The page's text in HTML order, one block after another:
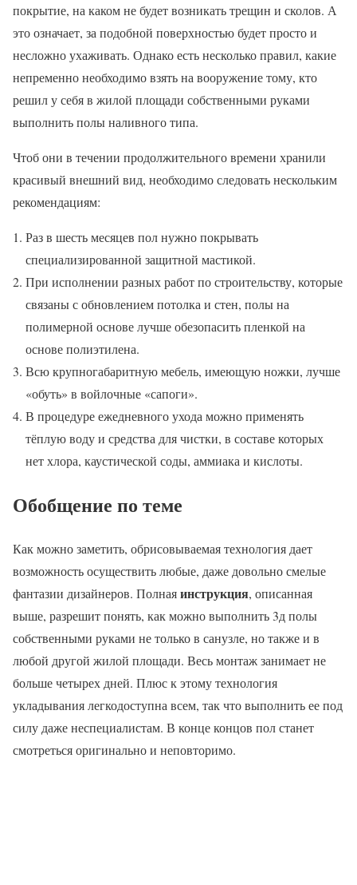
покрытие, на каком не будет возникать трещин и сколов. А
это означает, за подобной поверхностью будет просто и
несложно ухаживать. Однако есть несколько правил, какие
непременно необходимо взять на вооружение тому, кто
решил у себя в жилой площади собственными руками
выполнить полы наливного типа.
Чтоб они в течении продолжительного времени хранили
красивый внешний вид, необходимо следовать нескольким
рекомендациям:
Раз в шесть месяцев пол нужно покрывать
специализированной защитной мастикой.
При исполнении разных работ по строительству, которые
связаны с обновлением потолка и стен, полы на
полимерной основе лучше обезопасить пленкой на
основе полиэтилена.
Всю крупногабаритную мебель, имеющую ножки, лучше
«обуть» в войлочные «сапоги».
В процедуре ежедневного ухода можно применять
тёплую воду и средства для чистки, в составе которых
нет хлора, каустической соды, аммиака и кислоты.
Обобщение по теме
Как можно заметить, обрисовываемая технология дает
возможность осуществить любые, даже довольно смелые
фантазии дизайнеров. Полнаяинструкция, описанная
выше, разрешит понять, как можно выполнить 3д полы
собственными руками не только в санузле, но также и в
любой другой жилой площади. Весь монтаж занимает не
больше четырех дней. Плюс к этому технология
укладывания легкодоступна всем, так что выполнить ее под
силу даже неспециалистам. В конце концов пол станет
смотреться оригинально и неповторимо.